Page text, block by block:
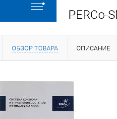
PERCo-
ОБЗОР ТОВАРА ОПИСАНИЕ